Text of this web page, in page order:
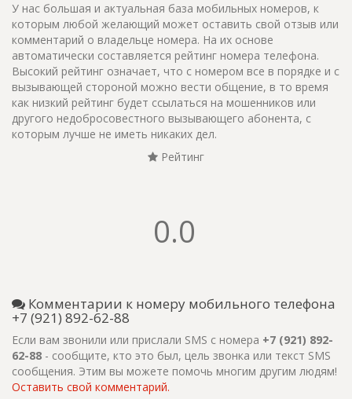
У нас большая и актуальная база мобильных номеров, к
которым любой желающий может оставить свой отзыв или
комментарий о владельце номера. На их основе
автоматически составляется рейтинг номера телефона.
Высокий рейтинг означает, что с номером все в порядке и с
вызывающей стороной можно вести общение, в то время
как низкий рейтинг будет ссылаться на мошенников или
другого недобросовестного вызывающего абонента, с
которым лучше не иметь никаких дел.
Рейтинг
0.0
Комментарии к номеру мобильного телефона
+7 (921) 892-62-88
Если вам звонили или прислали SMS с номера +7 (921) 892-
62-88 - сообщите, кто это был, цель звонка или текст SMS
сообщения. Этим вы можете помочь многим другим людям!
Оставить свой комментарий.